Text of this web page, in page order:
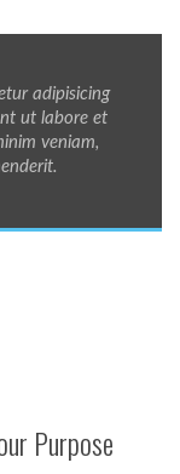
adipisicing
ut labore et
veniam,
Purpose